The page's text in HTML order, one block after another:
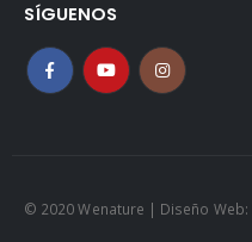
SÍGUENOS
© 2020 Wenature | Diseño Web: